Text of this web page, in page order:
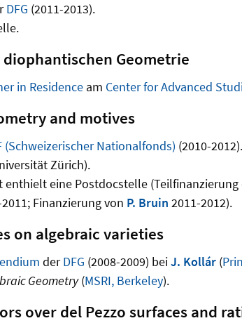
DFG (2011-2013).
Geometrie
in Residenceam Center for Advanced
and motives
(Schweizerischer Nationalfonds) (2010-2012).
Zürich).
enthielt eine Postdocstelle (Teilfinanzierung
Finanzierung von P. Bruin 2011-2012).
on algebraic varieties
derDFG (2008-2009) beiJ. Kollár(
Geometry(MSRI, Berkeley).
over del Pezzo surfaces and